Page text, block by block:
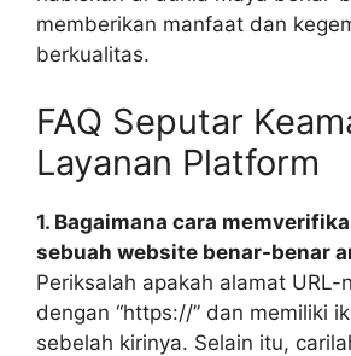
memberikan manfaat dan
berkualitas.
FAQ Seputar
Layanan Platform
1. Bagaimana cara
sebuah website benar-benar
Periksalah apakah alamat URL-
dengan “https://” dan memiliki
sebelah kirinya. Selain itu,